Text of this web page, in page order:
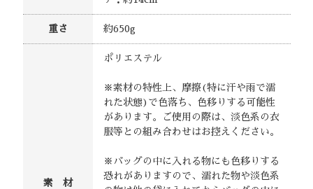
重さ 約650g
素 材
ポリエステル
※素材の特性上、摩擦(特に汗や雨で濡
れた状態)で色落ち、色移りする可能性
があります。ご使用の際は、淡色系の衣
服等との組み合わせはお控えください。
※バッグの中に入れる物にも色移りする
恐れがありますので、濡れた物や淡色系